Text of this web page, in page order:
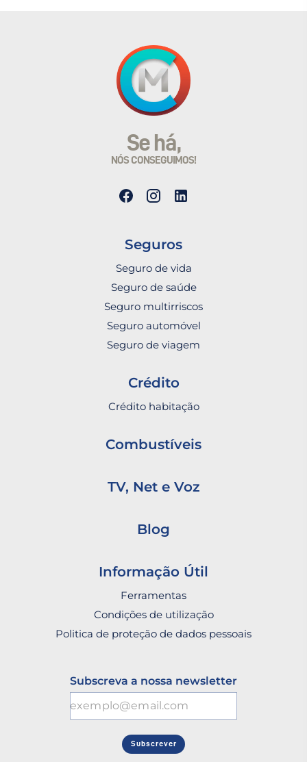
Se há,
NÓS CONSEGUIMOS!
Seguros
Seguro de vida
Seguro de saúde
Seguro multirriscos
Seguro automóvel
Seguro de viagem
Crédito
Crédito habitação
Combustíveis
TV, Net e Voz
Blog
Informação Útil
Ferramentas
Condições de utilização
Politica de proteção de dados pessoais
Subscreva a nossa newsletter
Subscrever